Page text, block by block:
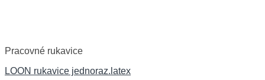
Pracovné rukavice
LOON rukavice jednoraz.latex